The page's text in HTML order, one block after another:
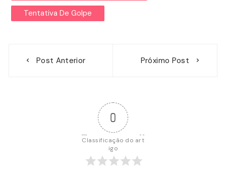
Tentativa De Golpe
Post Anterior Próximo Post
0
Classificação do art
igo